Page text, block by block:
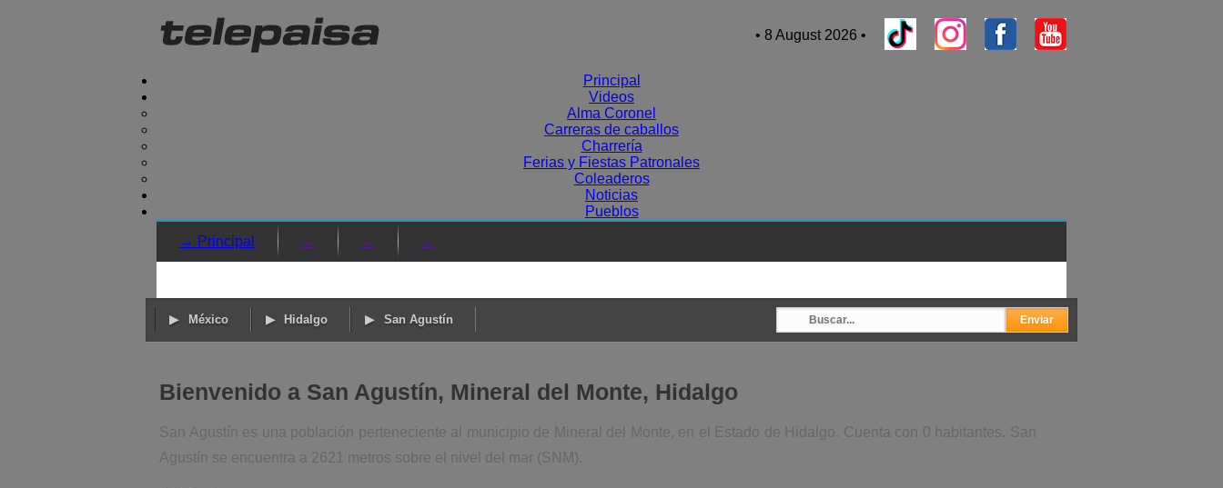
• 8 August 2026 •
Principal
Videos
Alma Coronel
Carreras de caballos
Charrería
Ferias y Fiestas Patronales
Coleaderos
Noticias
Pueblos
→ Principal
→ → →
México Hidalgo San Agustín
Bienvenido a San Agustín, Mineral del Monte, Hidalgo
San Agustín es una población perteneciente al municipio de Mineral del Monte, en el Estado de Hidalgo. Cuenta con 0 habitantes. San
Agustín se encuentra a 2621 metros sobre el nivel del mar (SNM).